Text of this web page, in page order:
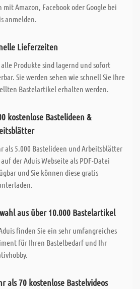
mit Amazon, Facebook oder Google bei
anmelden.
Lieferzeiten
alle Produkte sind lagernd und sofort
Sie werden sehen wie schnell Sie Ihre
Bastelartikel erhalten werden.
kostenlose Bastelideen &
als 5.000 Bastelideen und Arbeitsblätter
der Aduis Webseite als PDF-Datei
und Sie können diese gratis
aus über 10.000 Bastelartikel
finden Sie ein sehr umfangreiches
für Ihren Bastelbedarf und Ihr
als 70 kostenlose Bastelvideos